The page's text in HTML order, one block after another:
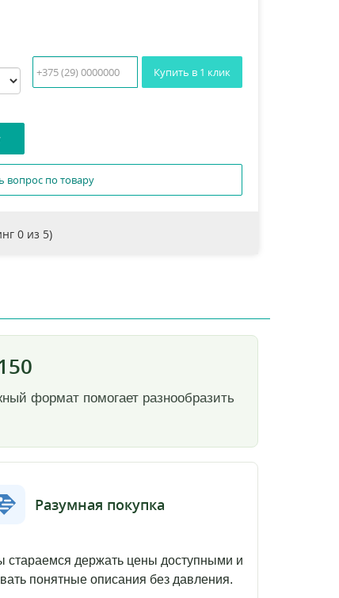
Купить в 1 клик
вопрос по товару
0 из 5)
формат помогает разнообразить
Разумная покупка
стараемся держать цены доступными и
понятные описания без давления.